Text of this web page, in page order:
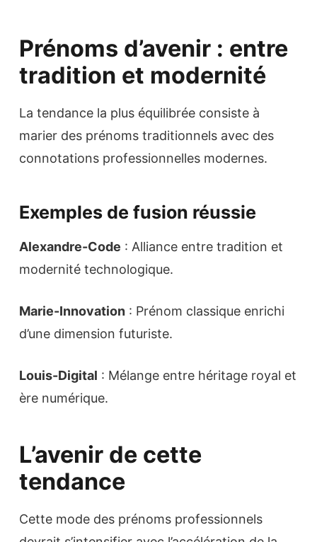
Prénoms d’avenir : entre
tradition et modernité
La tendance la plus équilibrée consiste à
marier des prénoms traditionnels avec des
connotations professionnelles modernes.
Exemples de fusion réussie
Alexandre-Code : Alliance entre tradition et
modernité technologique.
Marie-Innovation : Prénom classique enrichi
d’une dimension futuriste.
Louis-Digital : Mélange entre héritage royal et
ère numérique.
L’avenir de cette
tendance
Cette mode des prénoms professionnels